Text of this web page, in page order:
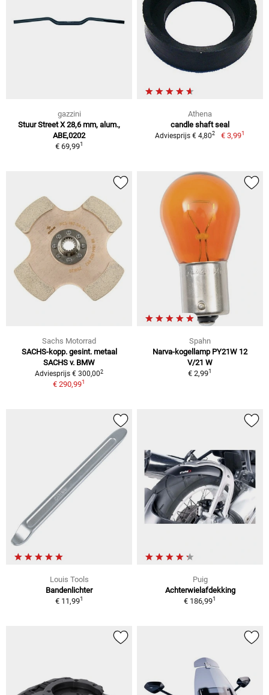
gazzini
Stuur Street X 28,6 mm, alum.,
ABE,0202
€ 69,991
Athena
candle shaft seal
Adviesprijs € 4,802 € 3,991
Sachs Motorrad
SACHS-kopp. gesint. metaal
SACHS v. BMW
Adviesprijs € 300,002
€ 290,991
Spahn
Narva-kogellamp PY21W 12
V/21 W
€ 2,991
Louis Tools
Bandenlichter
€ 11,991
Puig
Achterwielafdekking
€ 186,991